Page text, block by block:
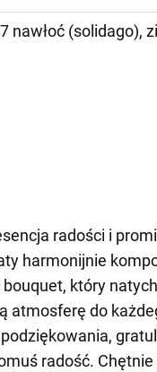
nawłoć (solidago),
radości i
harmonijnie
który
atmosferę do
radość.